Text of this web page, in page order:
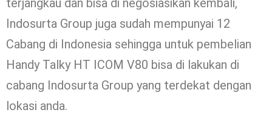
terjangkau dan bisa di negosiasikan kembali,
Indosurta Group juga sudah mempunyai 12
Cabang di Indonesia sehingga untuk pembelian
Handy Talky HT ICOM V80 bisa di lakukan di
cabang Indosurta Group yang terdekat dengan
lokasi anda.